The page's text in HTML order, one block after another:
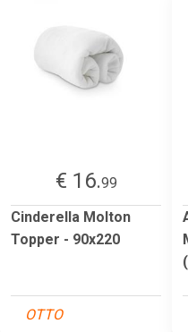
€ 16.99
Cinderella Molton
Topper - 90x220
OTTO